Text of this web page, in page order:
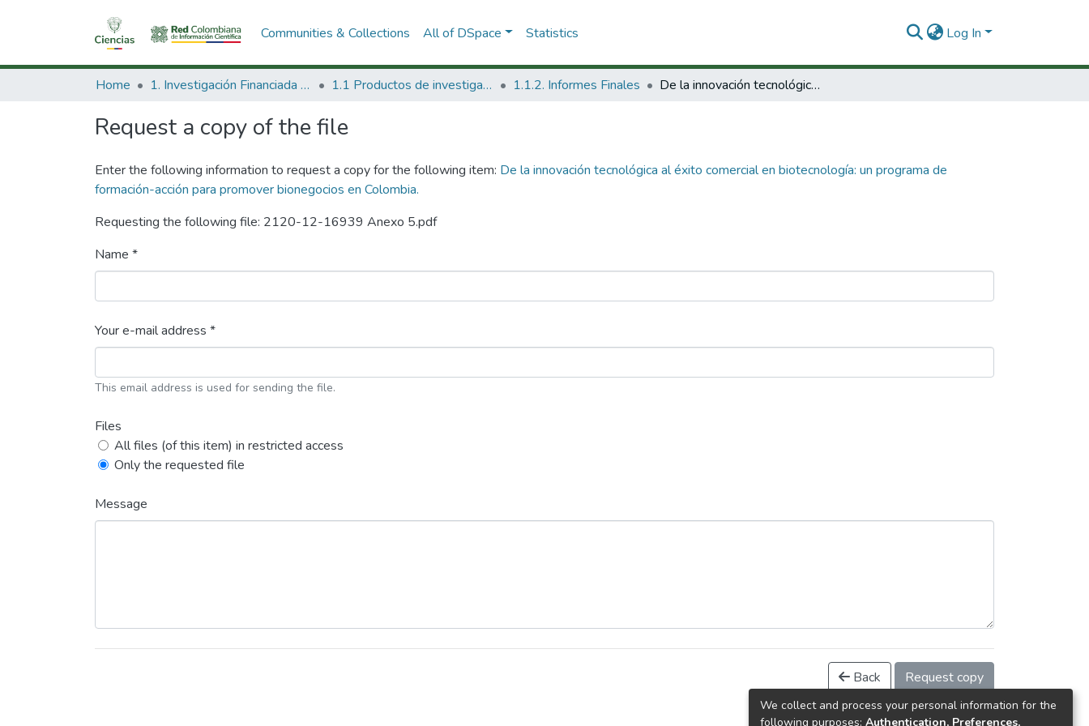
Communities & Collections All of DSpace Statistics Log In
Home 1. Investigación Financiada con Recursos Públicos 1.1 Productos de investigación 1.1.2. Informes Finales De la innovación tecnológica al éxito comercial en biotecnología: un programa de formación-acción para promover bionegocios en Colombia.
Request a copy of the file
Enter the following information to request a copy for the following item: De la innovación tecnológica al éxito comercial en biotecnología: un programa de
formación-acción para promover bionegocios en Colombia.
Requesting the following file: 2120-12-16939 Anexo 5.pdf
Name *
Your e-mail address *
This email address is used for sending the file.
Files
All files (of this item) in restricted access
Only the requested file
Message
Back Request copy
We collect and process your personal information for the
following purposes: Authentication, Preferences,